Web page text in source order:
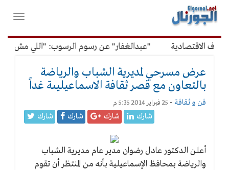
القائمة
الرئيسية
فتح
الاقتصادية "عبدالغفار" عن رسوم الرسوب: "اللي مش عاوز
عرض مسرحي لمديرية الشباب والرياضة
بالتعاون مع قصر ثقافة الاسماعيليىة غداً
فن و ثقافة - 25 فبراير 2014 5:35 م
شارك شارك شارك شارك
أعلن الدكتور عادل رضوان مدير عام مديرية الشباب
والرياضة بمحافظ الإسماعيلية بأنه من المنتظر أن تقوم